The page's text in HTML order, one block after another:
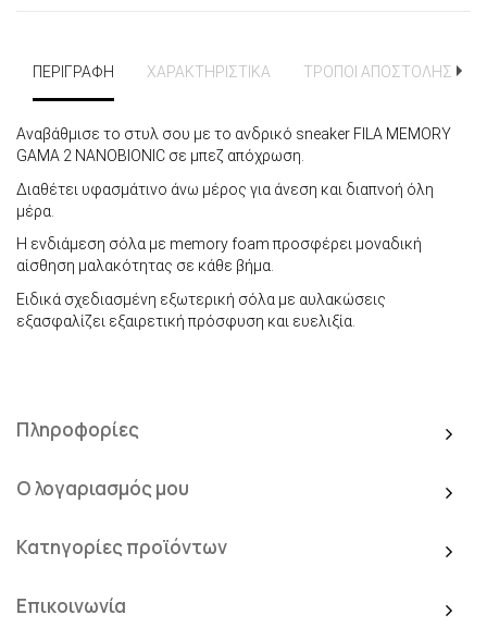
ΠΕΡΙΓΡΑΦΗ ΧΑΡΑΚΤΗΡΙΣΤΙΚΑ ΤΡΟΠΟΙ ΑΠΟΣΤΟΛΗΣ
Αναβάθμισε το στυλ σου με το ανδρικό sneaker FILA MEMORY
GAMA 2 NANOBIONIC σε μπεζ απόχρωση.
Διαθέτει υφασμάτινο άνω μέρος για άνεση και διαπνοή όλη
μέρα.
Η ενδιάμεση σόλα με memory foam προσφέρει μοναδική
αίσθηση μαλακότητας σε κάθε βήμα.
Ειδικά σχεδιασμένη εξωτερική σόλα με αυλακώσεις
εξασφαλίζει εξαιρετική πρόσφυση και ευελιξία.
Πληροφορίες
Ο λογαριασμός μου
Κατηγορίες προϊόντων
Επικοινωνία